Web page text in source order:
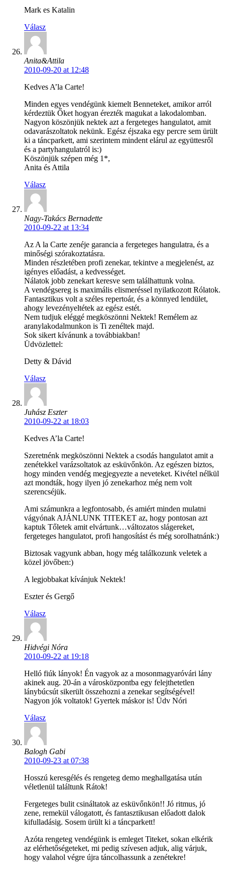
Mark es Katalin
Válasz
Anita&Attila
2010-09-20 at 12:48
Kedves A’la Carte!
Minden egyes vendégünk kiemelt Benneteket, amikor arról
kérdeztük Őket hogyan érezték magukat a lakodalomban.
Nagyon köszönjük nektek azt a fergeteges hangulatot, amit
odavarászoltatok nekünk. Egész éjszaka egy percre sem ürült
ki a táncparkett, ami szerintem mindent elárul az együttesről
és a partyhangulatról is:)
Köszönjük szépen még 1*,
Anita és Attila
Válasz
Nagy-Takács Bernadette
2010-09-22 at 13:34
Az A la Carte zenéje garancia a fergeteges hangulatra, és a
minőségi szórakoztatásra.
Minden részletében profi zenekar, tekintve a megjelenést, az
igényes előadást, a kedvességet.
Nálatok jobb zenekart keresve sem találhattunk volna.
A vendégsereg is maximális elismeréssel nyilatkozott Rólatok.
Fantasztikus volt a széles repertoár, és a könnyed lendület,
ahogy levezényeltétek az egész estét.
Nem tudjuk eléggé megköszönni Nektek! Remélem az
aranylakodalmunkon is Ti zenéltek majd.
Sok sikert kívánunk a továbbiakban!
Üdvözlettel:
Detty & Dávid
Válasz
Juhász Eszter
2010-09-22 at 18:03
Kedves A’la Carte!
Szeretnénk megköszönni Nektek a csodás hangulatot amit a
zenétekkel varázsoltatok az esküvőnkön. Az egészen biztos,
hogy minden vendég megjegyezte a neveteket. Kivétel nélkül
azt mondták, hogy ilyen jó zenekarhoz még nem volt
szerencséjük.
Ami számunkra a legfontosabb, és amiért minden mulatni
vágyónak AJÁNLUNK TITEKET az, hogy pontosan azt
kaptuk Tőletek amit elvártunk…változatos slágereket,
fergeteges hangulatot, profi hangosítást és még sorolhatnánk:)
Biztosak vagyunk abban, hogy még találkozunk veletek a
közel jövőben:)
A legjobbakat kívánjuk Nektek!
Eszter és Gergő
Válasz
Hidvégi Nóra
2010-09-22 at 19:18
Helló fiúk lányok! Én vagyok az a mosonmagyaróvári lány
akinek aug. 20-án a városközpontba egy felejthetetlen
lánybúcsút sikerült összehozni a zenekar segítségével!
Nagyon jók voltatok! Gyertek máskor is! Üdv Nóri
Válasz
Balogh Gabi
2010-09-23 at 07:38
Hosszú keresgélés és rengeteg demo meghallgatása után
véletlenül találtunk Rátok!
Fergeteges bulit csináltatok az esküvőnkön!! Jó ritmus, jó
zene, remekül válogatott, és fantasztikusan előadott dalok
kifulladásig. Sosem ürült ki a táncparkett!
Azóta rengeteg vendégünk is emleget Titeket, sokan elkérik
az elérhetőségeteket, mi pedig szívesen adjuk, alig várjuk,
hogy valahol végre újra táncolhassunk a zenétekre!